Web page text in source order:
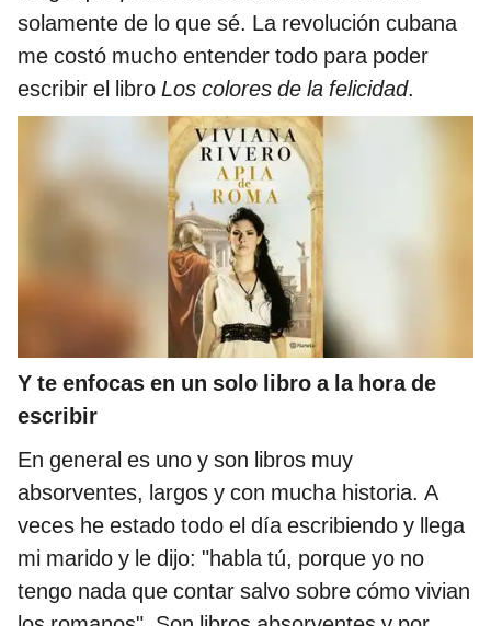
solamente de lo que sé. La revolución cubana
me costó mucho entender todo para poder
escribir el libro Los colores de la felicidad.
Y te enfocas en un solo libro a la hora de
escribir
En general es uno y son libros muy
absorventes, largos y con mucha historia. A
veces he estado todo el día escribiendo y llega
mi marido y le dijo: "habla tú, porque yo no
tengo nada que contar salvo sobre cómo vivian